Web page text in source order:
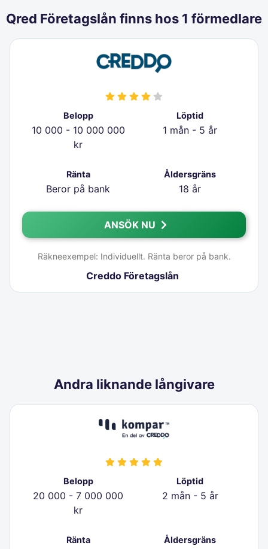
Qred Företagslån finns hos 1 förmedlare
Belopp
10 000 - 10 000 000
kr
Löptid
1 mån - 5 år
Ränta
Beror på bank
Åldersgräns
18 år
ANSÖK NU
Räkneexempel: Individuellt. Ränta beror på bank.
Creddo Företagslån
Andra liknande långivare
Belopp
20 000 - 7 000 000
kr
Löptid
2 mån - 5 år
Ränta Åldersgräns